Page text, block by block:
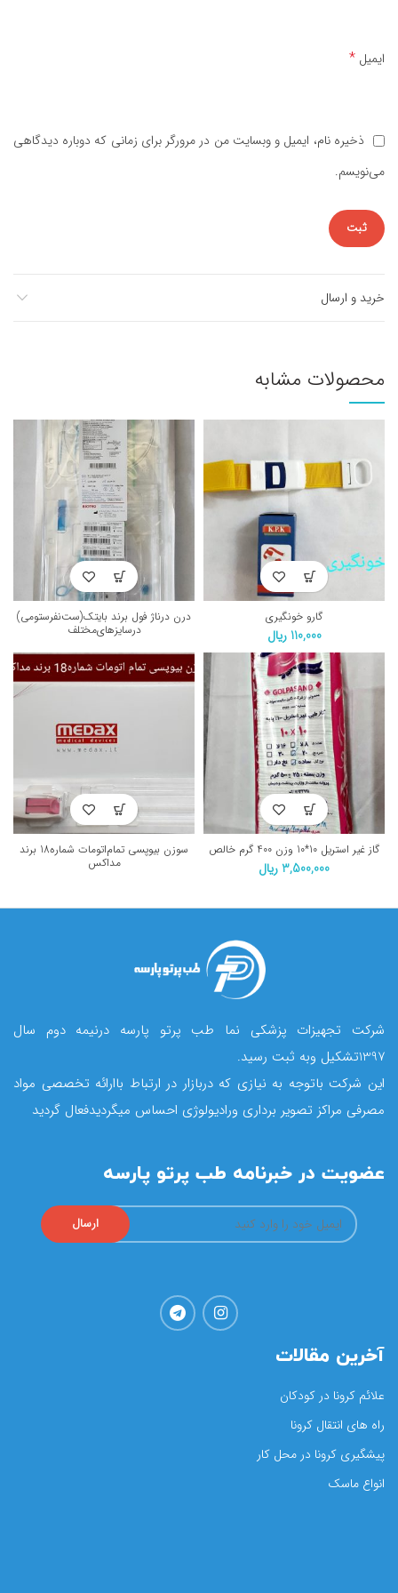
ایمیل *
ذخیره نام، ایمیل و وبسایت من در مرورگر برای زمانی که دوباره دیدگاهی
می‌نویسم.
خرید و ارسال
محصولات مشابه
گارو خونگیری
110,000 ریال
درن درناژ فول برند بایتک(ست‌نفرستومی)
درسایزهای‌مختلف
گاز غیر استریل 10*10 وزن 400 گرم خالص
3,500,000ریال
سوزن بیوپسی تمام‌اتومات شماره18 برند
مداکس
شرکت تجهیزات پزشکی نما طب پرتو پارسه درنیمه دوم سال
1397تشکیل وبه ثبت رسید.
این شرکت باتوجه به نیازی که دربازار در ارتباط باارائه تخصصی مواد
مصرفی مراکز تصویر برداری ورادیولوژی احساس میگردیدفعال گردید
عضویت در خبرنامه طب پرتو پارسه
آخرین مقالات
علائم کرونا در کودکان
راه های انتقال کرونا
پیشگیری کرونا در محل کار
انواع ماسک